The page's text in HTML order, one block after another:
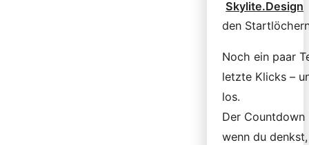
Skylite.Design
den
Noch ein paar
letzte Klicks –
los.
Der Countdown
wenn du